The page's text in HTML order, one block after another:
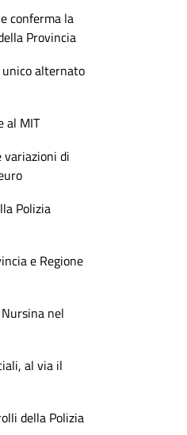
conferma la
Provincia
alternato
al MIT
variazioni di
Polizia
e Regione
nel
al via il
della Polizia